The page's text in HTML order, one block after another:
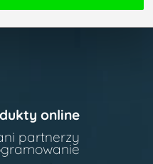
online
partnerzy